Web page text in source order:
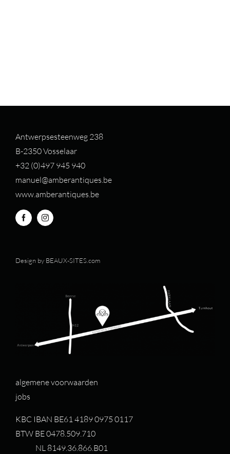
Antwerpsesteenweg 238
B-2350 Vosselaar
+32 (0)497 945 940
manuel@amberantiques.be
www.amberantiques.be
Design by BEAUX-SITES.com
algemene voorwaarden
jobs
KBC IBAN BE61 4189 0975 0117
BTW BE 0478.509.710
NL 8149.36.866.B01